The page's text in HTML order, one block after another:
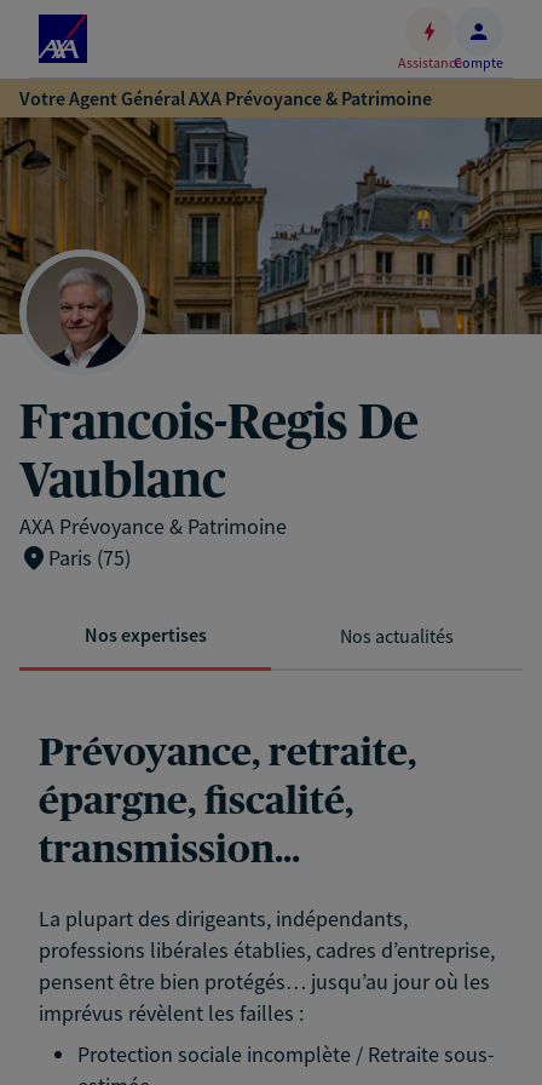
Accéder
au
Accéder
au
pied
de
page
AssistanceCompte
Votre Agent Général AXA Prévoyance & Patrimoine
Francois-Regis De
Vaublanc
AXA Prévoyance & Patrimoine
Paris (75)
Nos expertises Nos actualités
Prévoyance, retraite,
épargne, fiscalité,
transmission...
La plupart des dirigeants, indépendants,
professions libérales établies, cadres d’entreprise,
pensent être bien protégés… jusqu’au jour où les
imprévus révèlent les failles :
Protection sociale incomplète / Retraite sous-